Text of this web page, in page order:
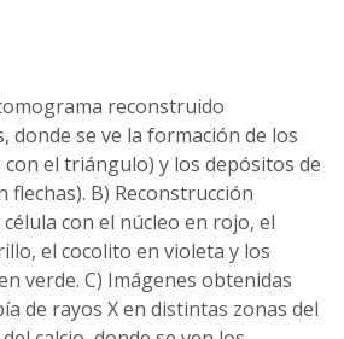
reconstruido
donde se ve la formación de los
el triángulo) y los depósitos de
flechas). B) Reconstrucción
con el núcleo en rojo, el
el cocolito en violeta y los
verde. C) Imágenes obtenidas
de rayos X en distintas zonas del